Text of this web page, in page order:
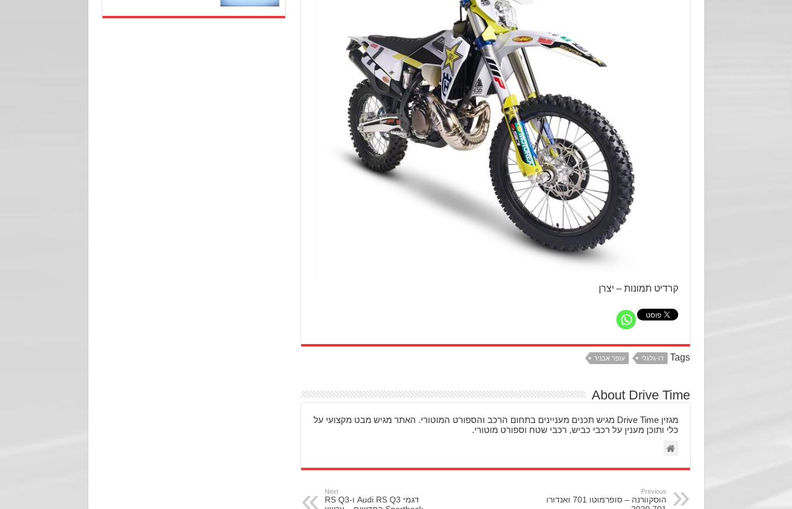
קרדיט תמונות – יצרן
Tags דו-גלגלי עופר אבניר
About Drive Time
מגזין Drive Time מגיש תכנים מעניינים בתחום הרכב והספורט המוטורי. האתר מגיש מבט מקצועי על
כלי ותוכן מענין על רכבי כביש, רכבי שטח וספורט מוטורי.
Previous
הוסקוורנה – סופרמוטו 701 ואנדורו
Next
דגמי Audi RS Q3 ו-RS Q3